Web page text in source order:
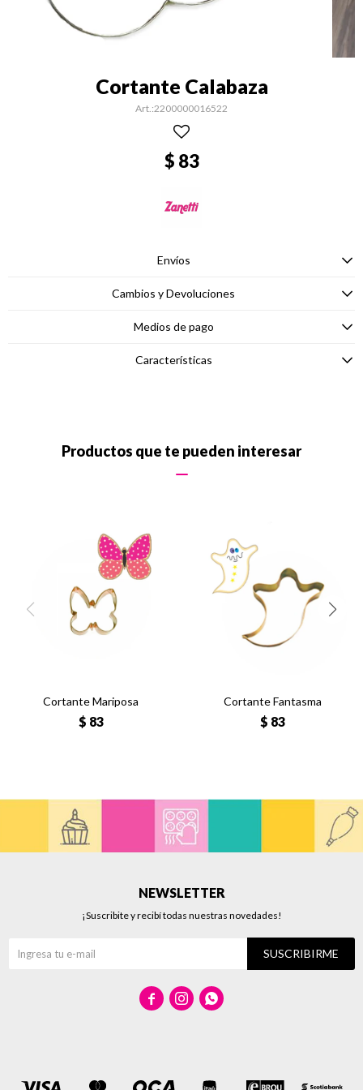
Cortante Calabaza
2200000016522
$ 83
Envíos
Cambios y Devoluciones
Medios de pago
Características
Productos que te pueden interesar
Cortante Mariposa
$ 83
Cortante Fantasma
$ 83
NEWSLETTER
¡Suscribite y recibí todas nuestras novedades!
SUSCRIBIRME
  